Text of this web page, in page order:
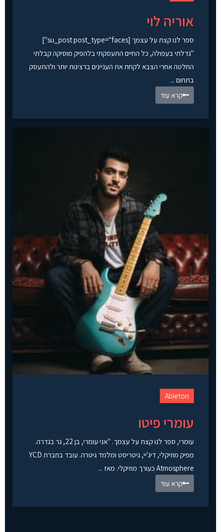
אוריה לוי
ספר לנו קצת על עצמך [su_post post_type="faces"]
"גדלתי בעפולה, כל החיים התעסקתי בלהפיק מוסיקה קבלתי
החלטה אחרי הצבא לקחת את העניינים ברצינות יותר ולהתעסק
בתחום ...
קרא עוד
Ableton
עומרי פיטו
עומרי, ספר לנו קצת על עצמך. "אני עומרי, בן 22, גר בגדרה.
מפיק מוזיקלי, דיג'יי, גיטריסט ומלמד גיטרה. עובד בחברת YCD
Atmosphere כעורך מוזיקלי. מאז ...
קרא עוד